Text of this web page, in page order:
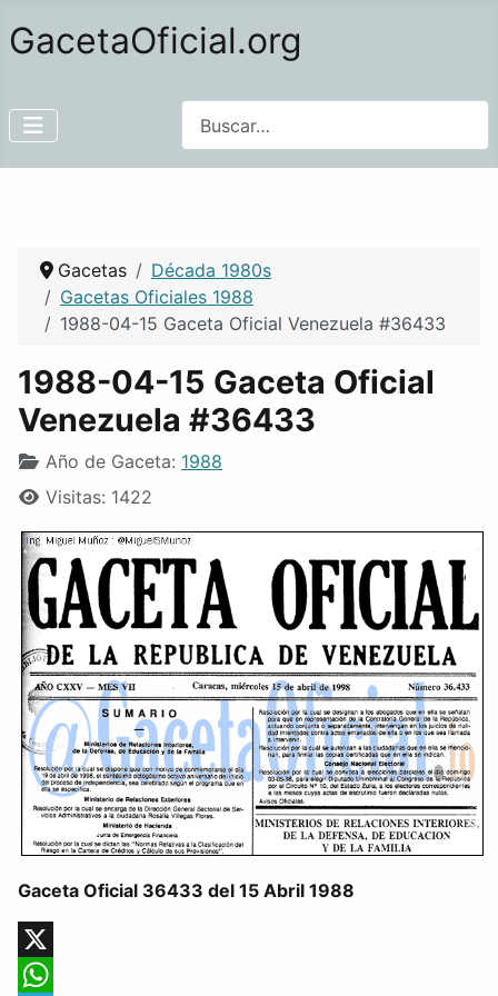
GacetaOficial.org
Gacetas
Década 1980s
Gacetas Oficiales 1988
1988-04-15 Gaceta Oficial Venezuela #36433
1988-04-15 Gaceta Oficial
Venezuela #36433
Año de Gaceta: 1988
Visitas: 1422
Gaceta Oficial 36433 del 15 Abril 1988
X